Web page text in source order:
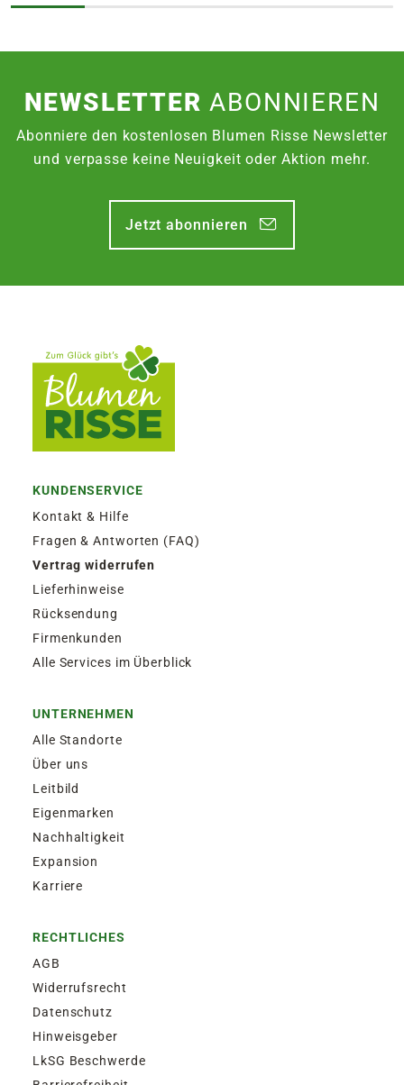
NEWSLETTERABONNIEREN
Abonniere den kostenlosen Blumen Risse Newsletter
und verpasse keine Neuigkeit oder Aktion mehr.
Jetzt abonnieren
KUNDENSERVICE
Kontakt & Hilfe
Fragen & Antworten (FAQ)
Vertrag widerrufen
Lieferhinweise
Rücksendung
Firmenkunden
Alle Services im Überblick
UNTERNEHMEN
Alle Standorte
Über uns
Leitbild
Eigenmarken
Nachhaltigkeit
Expansion
Karriere
RECHTLICHES
AGB
Widerrufsrecht
Datenschutz
Hinweisgeber
LkSG Beschwerde